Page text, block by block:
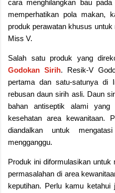
cara menghilangkan bau
memperhatikan pola makan,
produk perawatan khusus
Miss V.
Salah satu produk yang
Godokan Sirih. Resik-V
pertama dan satu-satunya di
rebusan daun sirih asli. Daun
bahan antiseptik alami
kesehatan area kewanitaan.
diandalkan untuk
mengganggu.
Produk ini diformulasikan untuk
permasalahan di area
keputihan. Perlu kamu ketahui